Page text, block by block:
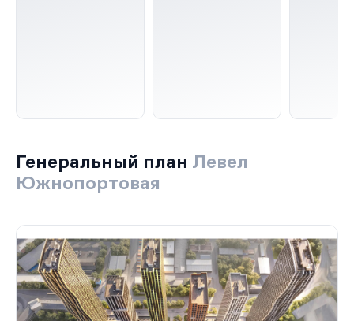
Генеральный план Левел
Южнопортовая